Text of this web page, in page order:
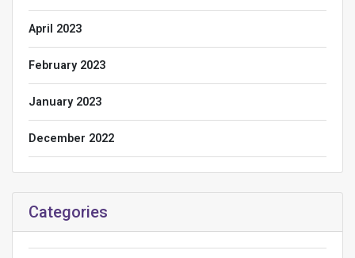
April 2023
February 2023
January 2023
December 2022
Categories